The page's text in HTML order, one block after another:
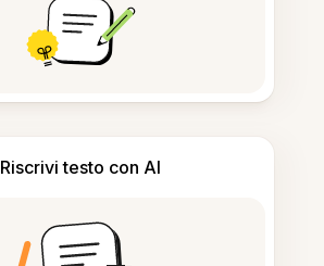
Riscrivi testo con AI